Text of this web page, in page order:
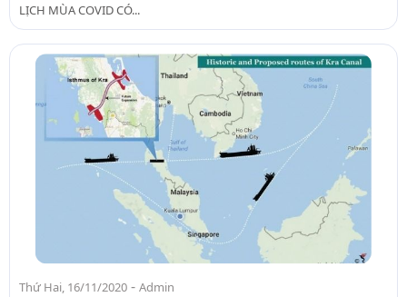
LỊCH MÙA COVID CÓ...
Thứ Hai, 16/11/2020 - Admin